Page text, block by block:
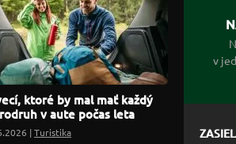
ktoré by mal mať každý
v aute počas leta
|Turistika
v